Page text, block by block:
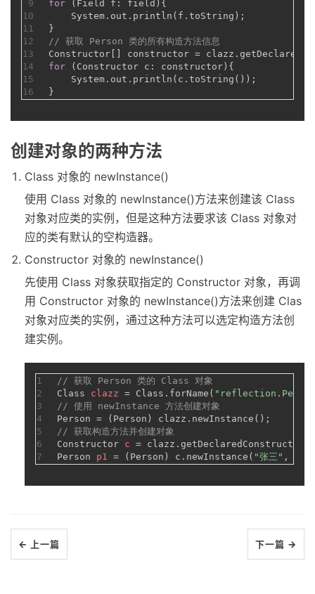
9
10
11
12
13
14
15
16
for (Field f: field){
    System.out.println(f.toString);
}
// 获取 Person 类的所有构造方法信息
Constructor[] constructor =
for (Constructor c: constructor){
    System.out.println(c.toString());
}
创建对象的两种方法
Class 对象的 newInstance()
使用 Class 对象的 newInstance()方法来创建该 Class
对象对应类的实例，但是这种方法要求该 Class 对象对
应的类有默认的空构造器。
Constructor 对象的 newInstance()
先使用 Class 对象获取指定的 Constructor 对象，再调
用 Constructor 对象的 newInstance()方法来创建 Clas
对象对应类的实例，通过这种方法可以选定构造方法创
建实例。
1
2
3
4
5
6
7
// 获取 Person 类的 Class 对象
Class
clazz = Class.forName(
// 使用 newInstance 方法创建对象
Person = (Person) clazz.newInstance();
// 获取构造方法并创建对象
Constructor c =
Person
p1 = (Person) c.newInstance( "张三" ,
← 上一篇 下一篇 →